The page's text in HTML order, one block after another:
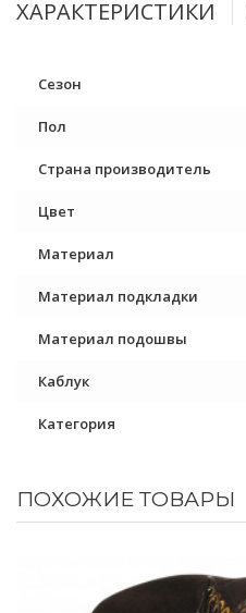
ХАРАКТЕРИСТИКИ
Сезон
Пол
Страна производитель
Цвет
Материал
Материал подкладки
Материал подошвы
Каблук
Категория
ПОХОЖИЕ ТОВАРЫ